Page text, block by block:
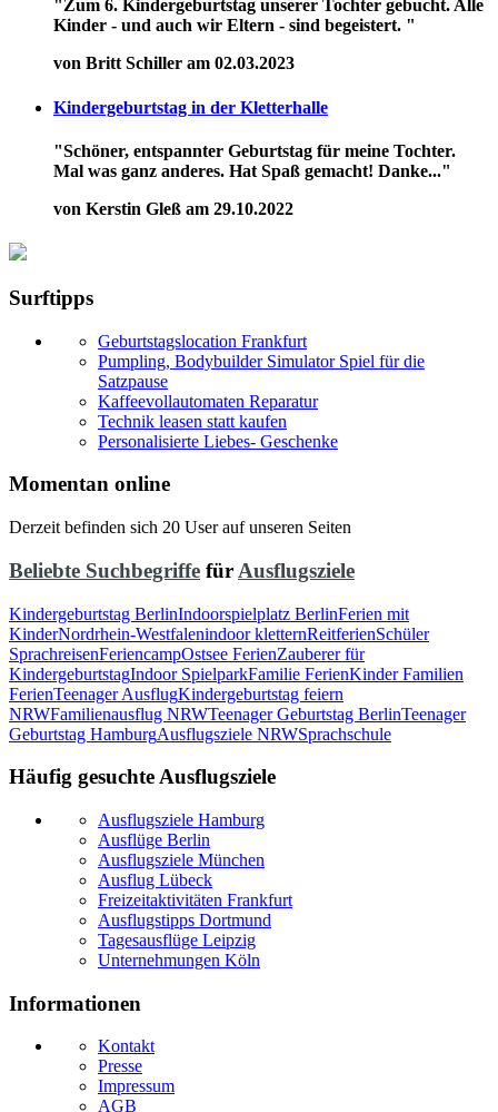
"Zum 6. Kindergeburtstag unserer Tochter gebucht. Alle
Kinder - und auch wir Eltern - sind begeistert. "
von Britt Schiller am 02.03.2023
Kindergeburtstag in der Kletterhalle
"Schöner, entspannter Geburtstag für meine Tochter.
Mal was ganz anderes. Hat Spaß gemacht! Danke..."
von Kerstin Gleß am 29.10.2022
Surftipps
Geburtstagslocation Frankfurt
Pumpling, Bodybuilder Simulator Spiel für die
Satzpause
Kaffeevollautomaten Reparatur
Technik leasen statt kaufen
Personalisierte Liebes- Geschenke
Momentan online
Derzeit befinden sich 20 User auf unseren Seiten
Beliebte Suchbegriffe für Ausflugsziele
Kindergeburtstag BerlinIndoorspielplatz BerlinFerien mit
KinderNordrhein-Westfalenindoor kletternReitferienSchüler
SprachreisenFeriencampOstsee FerienZauberer für
KindergeburtstagIndoor SpielparkFamilie FerienKinder Familien
FerienTeenager AusflugKindergeburtstag feiern
NRWFamilienausflug NRWTeenager Geburtstag BerlinTeenager
Geburtstag HamburgAusflugsziele NRWSprachschule
Häufig gesuchte Ausflugsziele
Ausflugsziele Hamburg
Ausflüge Berlin
Ausflugsziele München
Ausflug Lübeck
Freizeitaktivitäten Frankfurt
Ausflugstipps Dortmund
Tagesausflüge Leipzig
Unternehmungen Köln
Informationen
Kontakt
Presse
Impressum
AGB